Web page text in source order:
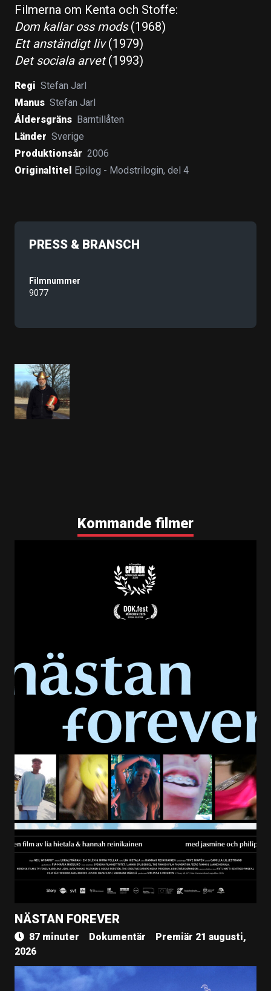
Filmerna om Kenta och Stoffe:
Dom kallar oss mods(1968)
Ett anständigt liv(1979)
Det sociala arvet(1993)
Regi Stefan Jarl
Manus Stefan Jarl
Åldersgräns Barntillåten
Länder Sverige
Produktionsår 2006
Originaltitel
Epilog - Modstrilogin, del 4
PRESS & BRANSCH
Filmnummer
9077
Kommande filmer
NÄSTAN FOREVER
87 minuter Dokumentär
Premiär 21 augusti,
2026